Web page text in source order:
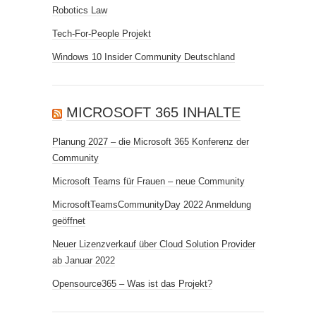
Robotics Law
Tech-For-People Projekt
Windows 10 Insider Community Deutschland
MICROSOFT 365 INHALTE
Planung 2027 – die Microsoft 365 Konferenz der
Community
Microsoft Teams für Frauen – neue Community
MicrosoftTeamsCommunityDay 2022 Anmeldung
geöffnet
Neuer Lizenzverkauf über Cloud Solution Provider
ab Januar 2022
Opensource365 – Was ist das Projekt?